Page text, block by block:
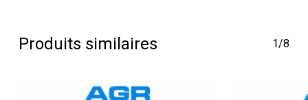
Produits similaires 1/8